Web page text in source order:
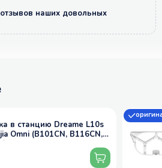
наших довольных
в станцию Dreame L10s
Omni (B101CN, B116CN,
X10+